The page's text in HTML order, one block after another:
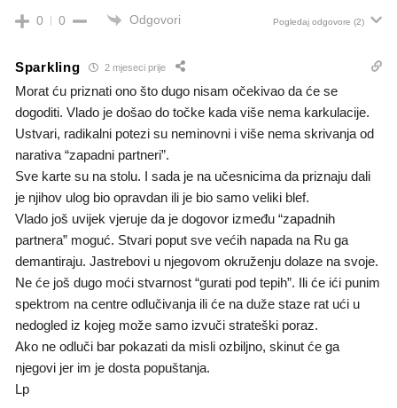
0 0 Odgovori Pogledaj odgovore (2)
Sparkling 2 mjeseci prije
Morat ću priznati ono što dugo nisam očekivao da će se
dogoditi. Vlado je došao do točke kada više nema karkulacije.
Ustvari, radikalni potezi su neminovni i više nema skrivanja od
narativa “zapadni partneri”.
Sve karte su na stolu. I sada je na učesnicima da priznaju dali
je njihov ulog bio opravdan ili je bio samo veliki blef.
Vlado još uvijek vjeruje da je dogovor između “zapadnih
partnera” moguć. Stvari poput sve većih napada na Ru ga
demantiraju. Jastrebovi u njegovom okruženju dolaze na svoje.
Ne će još dugo moći stvarnost “gurati pod tepih”. Ili će ići punim
spektrom na centre odlučivanja ili će na duže staze rat ući u
nedogled iz kojeg može samo izvuči strateški poraz.
Ako ne odluči bar pokazati da misli ozbiljno, skinut će ga
njegovi jer im je dosta popuštanja.
Lp